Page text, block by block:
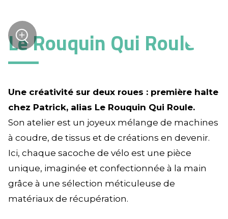
Le Rouquin Qui Roule
Une créativité sur deux roues : première halte
chez Patrick, alias Le Rouquin Qui Roule.
Son atelier est un joyeux mélange de machines
à coudre, de tissus et de créations en devenir.
Ici, chaque sacoche de vélo est une pièce
unique, imaginée et confectionnée à la main
grâce à une sélection méticuleuse de
matériaux de récupération.
+